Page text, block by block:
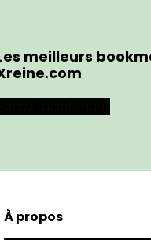
meilleurs
À propos